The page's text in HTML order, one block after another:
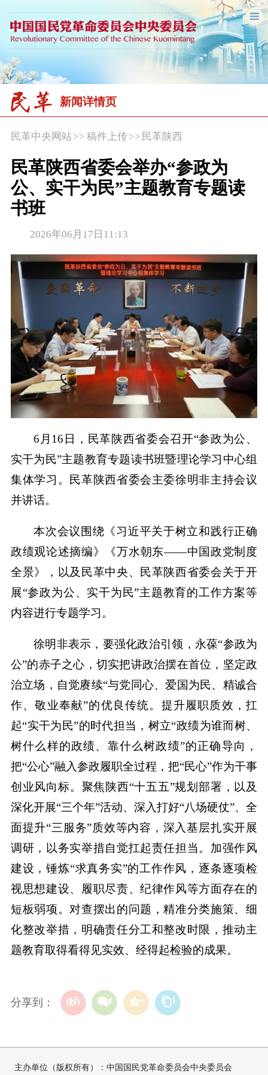
新闻详情页
民革中央网站>> 稿件上传 >> 民革陕西
民革陕西省委会举办“参政为
公、实干为民”主题教育专题读
书班
2026年06月17日11:13
6月16日，民革陕西省委会召开“参政为公、
实干为民”主题教育专题读书班暨理论学习中心组
集体学习。民革陕西省委会主委徐明非主持会议
并讲话。
本次会议围绕《习近平关于树立和践行正确
政绩观论述摘编》《万水朝东——中国政党制度
全景》，以及民革中央、民革陕西省委会关于开
展“参政为公、实干为民”主题教育的工作方案等
内容进行专题学习。
徐明非表示，要强化政治引领，永葆“参政为
公”的赤子之心，切实把讲政治摆在首位，坚定政
治立场，自觉赓续“与党同心、爱国为民、精诚合
作、敬业奉献”的优良传统。提升履职质效，扛
起“实干为民”的时代担当，树立“政绩为谁而树、
树什么样的政绩、靠什么树政绩”的正确导向，
把“公心”融入参政履职全过程，把“民心”作为干事
创业风向标。聚焦陕西“十五五”规划部署，以及
深化开展“三个年”活动、深入打好“八场硬仗”、全
面提升“三服务”质效等内容，深入基层扎实开展
调研，以务实举措自觉扛起责任担当。加强作风
建设，锤炼“求真务实”的工作作风，逐条逐项检
视思想建设、履职尽责、纪律作风等方面存在的
短板弱项。对查摆出的问题，精准分类施策、细
化整改举措，明确责任分工和整改时限，推动主
题教育取得看得见实效、经得起检验的成果。
分享到：
主办单位（版权所有）：中国国民党革命委员会中央委员会